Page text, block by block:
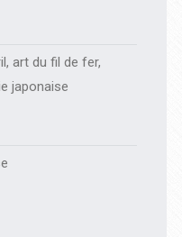
art du fil de fer,
japonaise